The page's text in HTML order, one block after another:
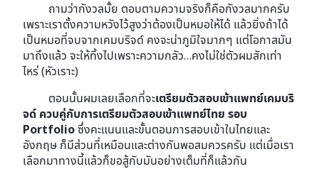
ถามว่ากังวลมั้ย ตอบตามความจริงก็คือกังวลมากครับ
เพราะเราตั้งความหวังไว้สูงว่าต้องเป็นหมอให้ได้ แล้วยิ่งถ้าได้
เป็นหมอที่จบจากเคมบริจด์ คงจะน่าภูมิใจมากๆ แต่โอกาสมัน
มาถึงแล้ว จะให้ทิ้งไปเพราะความกลัว…คงไม่ใช่ตัวผมสักเท่า
ไหร่ (หัวเราะ)
ตอนนั้นผมเลยเลือกที่จะเตรียมตัวสอบเข้าแพทย์เคมบริ
จด์ ควบคู่กับการเตรียมตัวสอบเข้าแพทย์ไทย รอบ
Portfolioซึ่งคะแนนและขั้นตอนการสอบเข้าในไทยและ
อังกฤษ ก็มีส่วนที่เหมือนและต่างกันพอสมควรครับ แต่เมื่อเรา
เลือกมาทางนี้แล้วก็ขอสู้กับมันอย่างเต็มที่ก็แล้วกัน